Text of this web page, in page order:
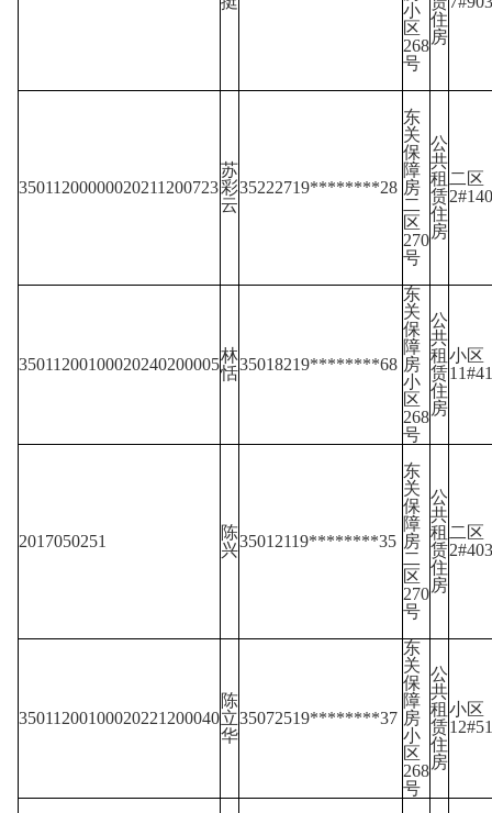
小
区
268
号
住
房
35011200000020211200723
苏
彩
云
35222719********28
东
关
保
障
房
二
区
270
号
公
共
租
赁
住
房
二区
35011200100020240200005林
恬35018219********68
东
关
保
障
房
小
区
268
号
公
共
租
赁
住
房
小区
2017050251
陈
兴35012119********35
东
关
保
障
房
二
区
270
号
公
共
租
赁
住
房
二区
2#403
35011200100020221200040
陈
立
华
35072519********37
东
关
保
障
房
小
区
268
号
公
共
租
赁
住
房
小区